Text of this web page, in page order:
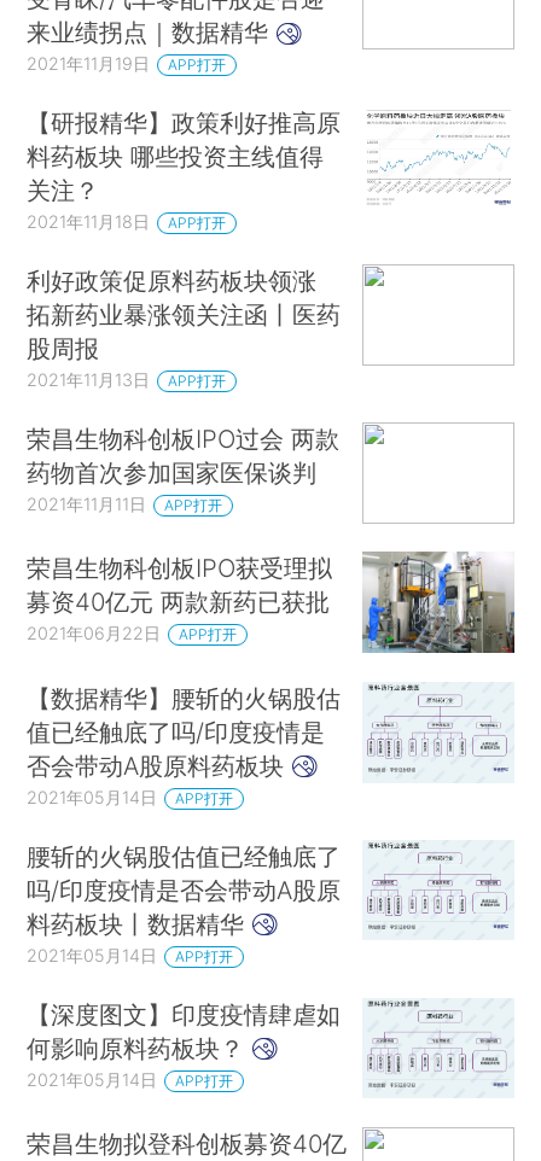
来业绩拐点｜数据精华
2021年11月19日 APP打开
【研报精华】政策利好推高原
料药板块 哪些投资主线值得
关注？
2021年11月18日 APP打开
利好政策促原料药板块领涨
拓新药业暴涨领关注函丨医药
股周报
2021年11月13日 APP打开
荣昌生物科创板IPO过会 两款
药物首次参加国家医保谈判
2021年11月11日 APP打开
荣昌生物科创板IPO获受理拟
募资40亿元 两款新药已获批
2021年06月22日 APP打开
【数据精华】腰斩的火锅股估
值已经触底了吗/印度疫情是
否会带动A股原料药板块
2021年05月14日 APP打开
腰斩的火锅股估值已经触底了
吗/印度疫情是否会带动A股原
料药板块丨数据精华
2021年05月14日 APP打开
【深度图文】印度疫情肆虐如
何影响原料药板块？
2021年05月14日 APP打开
荣昌生物拟登科创板募资40亿